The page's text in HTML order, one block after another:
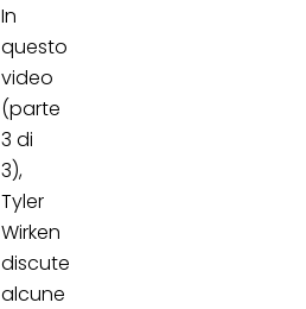
In
questo
video
(parte
3 di
3),
Tyler
Wirken
discute
alcune